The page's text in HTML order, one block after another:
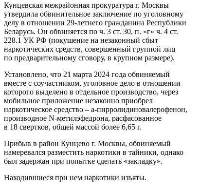
Кунцевская межрайонная прокуратура г. Москвы
утвердила обвинительное заключение по уголовному
делу в отношении 29-летнего гражданина Республики
Беларусь. Он обвиняется по ч. 3 ст. 30, п. «г» ч. 4 ст.
228.1 УК РФ (покушение на незаконный сбыт
наркотических средств, совершенный группой лиц
по предварительному сговору, в крупном размере).
Установлено, что 21 марта 2024 года обвиняемый
вместе с соучастником, уголовное дело в отношении
которого выделено в отдельное производство, через
мобильное приложение незаконно приобрел
наркотическое средство – а-пирролидиновалерофенон,
производное N-метилэфедрона, расфасованное
в 18 свертков, общей массой более 6,65 г.
Прибыв в район Кунцево г. Москвы, обвиняемый
намеревался разместить наркотики в тайники, однако
был задержан при попытке сделать «закладку».
Находившиеся при нем наркотики изъяты.